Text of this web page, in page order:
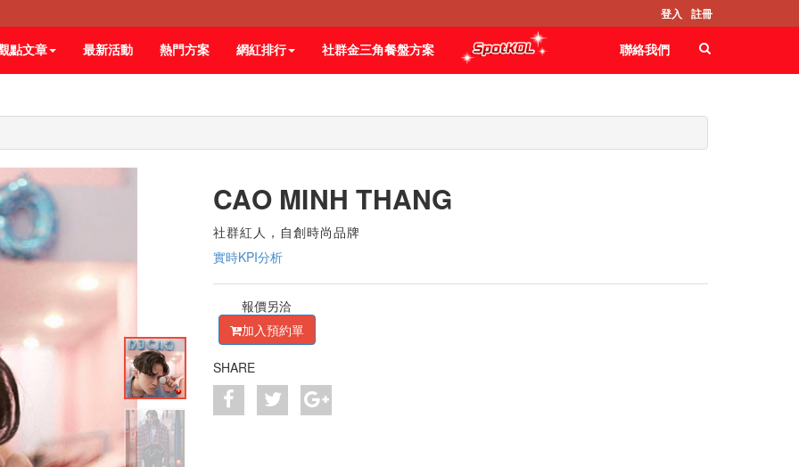
登入 註冊
點文章 最新活動 熱門方案 網紅排行 社群金三角餐盤方案 聯絡我們
CAO MINH THANG
社群紅人，自創時尚品牌
實時KPI分析
報價另洽
加入預約單
SHARE